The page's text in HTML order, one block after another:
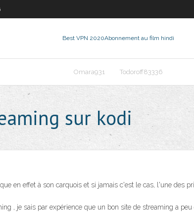
Best VPN 2020Abonnement au film hindi
Omara931 Todoroff83336
sur kodi
en effet à son carquois et si jamais c'est le cas, l'une des
, je sais par expérience que un bon site de streaming a